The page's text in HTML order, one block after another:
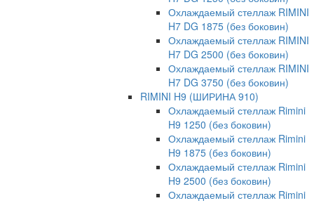
Охлаждаемый стеллаж RIMINI
H7 DG 1875 (без боковин)
Охлаждаемый стеллаж RIMINI
H7 DG 2500 (без боковин)
Охлаждаемый стеллаж RIMINI
H7 DG 3750 (без боковин)
RIMINI H9 (ШИРИНА 910)
Охлаждаемый стеллаж Rimini
H9 1250 (без боковин)
Охлаждаемый стеллаж Rimini
H9 1875 (без боковин)
Охлаждаемый стеллаж Rimini
H9 2500 (без боковин)
Охлаждаемый стеллаж Rimini